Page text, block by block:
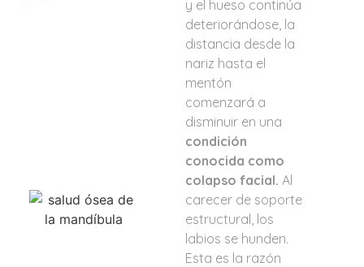
y el hueso continúa
deteriorándose, la
distancia desde la
nariz hasta el
mentón
comenzará a
disminuir en una
condición
conocida como
colapso facial. Al
carecer de soporte
estructural, los
labios se hunden.
Esta es la razón